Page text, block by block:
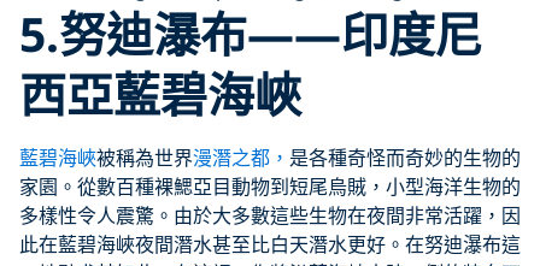
5.努迪瀑布——印度尼
西亞藍碧海峽
藍碧海峽被稱為世界漫潛之都， 是各種奇怪而奇妙的生物的
家園。從數百種裸鰓亞目動物到短尾烏賊，小型海洋生物的
多樣性令人震驚。由於大多數這些生物在夜間非常活躍，因
此在藍碧海峽夜間潛水甚至比白天潛水更好。在努迪瀑布這